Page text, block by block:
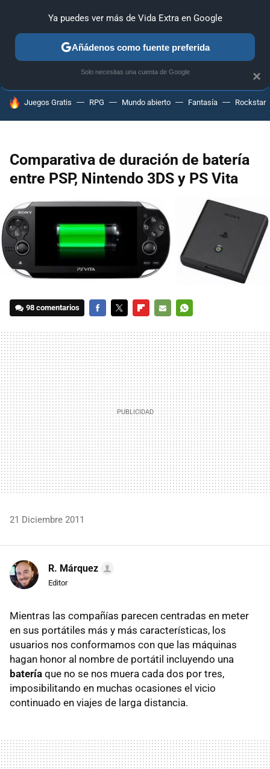
ANÁLISIS GUÍAS Y TRUCOS PC SONY NINTENDO
HOY SE HABLA DE
Juegos Gratis RPG Mundo abierto Fantasía Rockstar
Comparativa de duración de batería
entre PSP, Nintendo 3DS y PS Vita
98 comentarios
MAIL
21 Diciembre 2011
R. Márquez
Editor
Mientras las compañías parecen centradas en meter
en sus portátiles más y más características, los
usuarios nos conformamos con que las máquinas
hagan honor al nombre de portátil incluyendo una
batería que no se nos muera cada dos por tres,
imposibilitando en muchas ocasiones el vicio
continuado en viajes de larga distancia.
×
Ya puedes ver más de Vida Extra en Google
Añádenos como fuente preferida
Solo necesitas una cuenta de Google